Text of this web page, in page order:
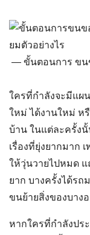
ขั้นตอนการ ขน
ใครที่กำลังจะมีแผ
ใหม่ ได้งานใหม่ ห
บ้าน ในแต่ละครั้งนั้
เรื่องที่ยุ่งยากมาก
ให้วุ่นวายไปหมด
ยาก บางครั้งได้ร
ขนย้ายสิ่งของบาง
หากใครที่กำลังปร